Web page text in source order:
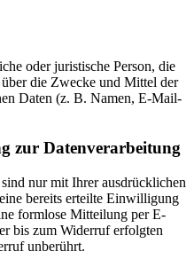
oder juristische Person, die
die Zwecke und Mittel der
Daten (z. B. Namen, E-Mail-
zur Datenverarbeitung
nur mit Ihrer ausdrücklichen
bereits erteilte Einwilligung
formlose Mitteilung per E-
bis zum Widerruf erfolgten
unberührt.